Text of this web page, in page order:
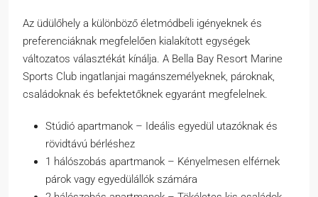
Az üdülőhely a különböző életmódbeli igényeknek és
preferenciáknak megfelelően kialakított egységek
változatos választékát kínálja. A Bella Bay Resort Marine
Sports Club ingatlanjai magánszemélyeknek, pároknak,
családoknak és befektetőknek egyaránt megfelelnek.
Stúdió apartmanok – Ideális egyedül utazóknak és
rövidtávú bérléshez
1 hálószobás apartmanok – Kényelmesen elférnek
párok vagy egyedülállók számára